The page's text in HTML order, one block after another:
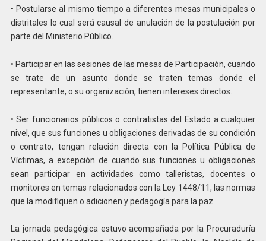
• Postularse al mismo tiempo a diferentes mesas municipales o
distritales lo cual será causal de anulación de la postulación por
parte del Ministerio Público.
• Participar en las sesiones de las mesas de Participación, cuando
se trate de un asunto donde se traten temas donde el
representante, o su organización, tienen intereses directos.
• Ser funcionarios públicos o contratistas del Estado a cualquier
nivel, que sus funciones u obligaciones derivadas de su condición
o contrato, tengan relación directa con la Política Pública de
Víctimas, a excepción de cuando sus funciones u obligaciones
sean participar en actividades como talleristas, docentes o
monitores en temas relacionados con la Ley 1448/11, las normas
que la modifiquen o adicionen y pedagogía para la paz.
La jornada pedagógica estuvo acompañada por la Procuraduría